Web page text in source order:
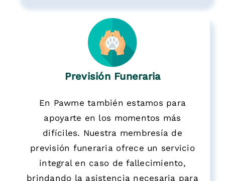
Previsión Funeraria
En Pawme también estamos para
apoyarte en los momentos más
difíciles. Nuestra membresía de
previsión funeraria ofrece un servicio
integral en caso de fallecimiento,
brindando la asistencia necesaria para